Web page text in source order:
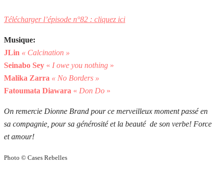
Télécharger l’épisode n°82 : cliquez ici
Musique:
JLin « Calcination »
Seinabo Sey « I owe you nothing »
Malika Zarra « No Borders »
Fatoumata Diawara « Don Do »
On remercie Dionne Brand pour ce merveilleux moment passé en
sa compagnie, pour sa générosité et la beauté de son verbe! Force
et amour!
Photo © Cases Rebelles